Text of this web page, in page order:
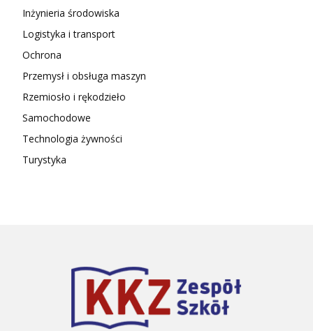
Inżynieria środowiska
Logistyka i transport
Ochrona
Przemysł i obsługa maszyn
Rzemiosło i rękodzieło
Samochodowe
Technologia żywności
Turystyka